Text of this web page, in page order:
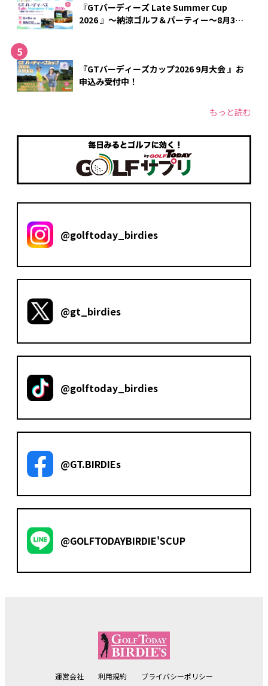
『GTバーディーズ Late Summer Cup
2026 』～納涼ゴルフ＆パーティー～8月3日
『GTバーディーズカップ2026 9月大会 』お
申込み受付中！
もっと読む
@golftoday_birdies
@gt_birdies
@golftoday_birdies
@GT.BIRDIEs
@GOLFTODAYBIRDIE'SCUP
運営会社 利用規約 プライバシーポリシー